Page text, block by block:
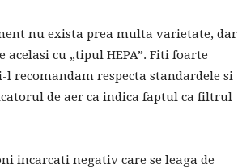
nu exista prea multa varietate, dar
cu „tipul HEPA”. Fiti foarte
l recomandam respecta standardele si
de aer ca indica faptul ca filtrul
incarcati negativ care se leaga de